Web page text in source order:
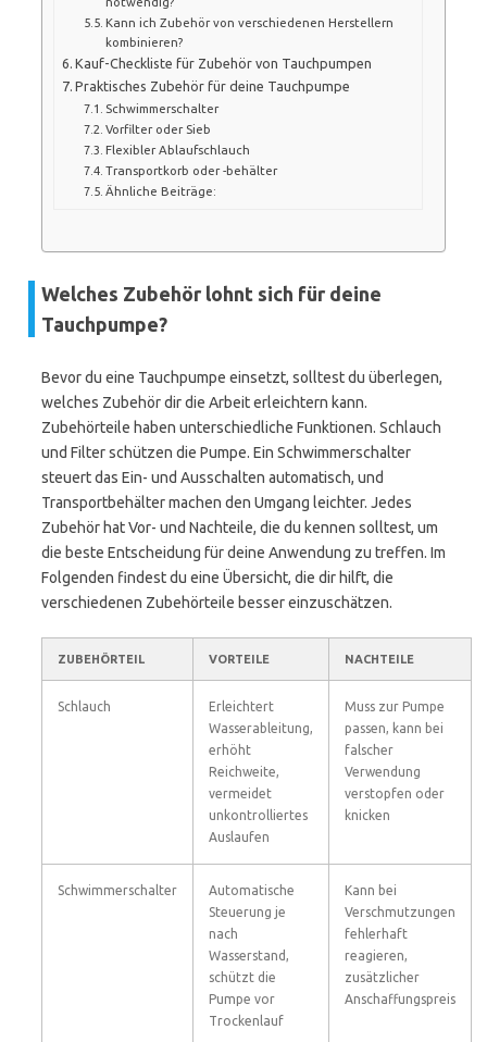
Kann ich Zubehör von verschiedenen Herstellern
kombinieren?
Kauf-Checkliste für Zubehör von Tauchpumpen
Praktisches Zubehör für deine Tauchpumpe
Schwimmerschalter
Vorfilter oder Sieb
Flexibler Ablaufschlauch
Transportkorb oder -behälter
Ähnliche Beiträge:
Welches Zubehör lohnt sich für deine
Tauchpumpe?
Bevor du eine Tauchpumpe einsetzt, solltest du überlegen,
welches Zubehör dir die Arbeit erleichtern kann.
Zubehörteile haben unterschiedliche Funktionen. Schlauch
und Filter schützen die Pumpe. Ein Schwimmerschalter
steuert das Ein- und Ausschalten automatisch, und
Transportbehälter machen den Umgang leichter. Jedes
Zubehör hat Vor- und Nachteile, die du kennen solltest, um
die beste Entscheidung für deine Anwendung zu treffen. Im
Folgenden findest du eine Übersicht, die dir hilft, die
verschiedenen Zubehörteile besser einzuschätzen.
ZUBEHÖRTEIL VORTEILE NACHTEILE
Schlauch
Erleichtert
Wasserableitung,
erhöht
Reichweite,
vermeidet
unkontrolliertes
Auslaufen
Muss zur Pumpe
passen, kann bei
falscher
Verwendung
verstopfen oder
knicken
Schwimmerschalter
Automatische
Steuerung je
nach
Wasserstand,
schützt die
Pumpe vor
Trockenlauf
Kann bei
Verschmutzungen
fehlerhaft
reagieren,
zusätzlicher
Anschaffungspreis